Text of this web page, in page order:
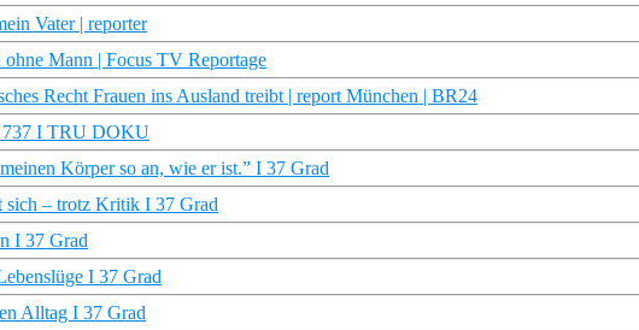
Vater | reporter
Mann | Focus TV Reportage
Recht Frauen ins Ausland treibt | report München | BR24
737 I TRU DOKU
Körper so an, wie er ist.” I 37 Grad
sich – trotz Kritik I 37 Grad
I 37 Grad
I 37 Grad
Alltag I 37 Grad